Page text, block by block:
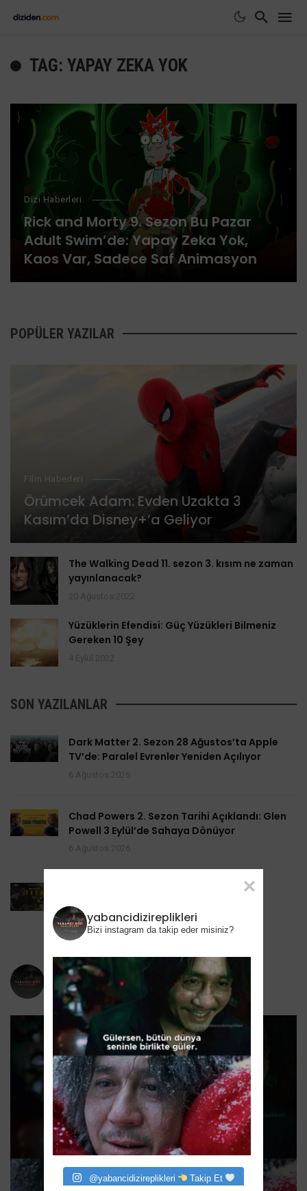
TAG: YAPAY ZEKA YOK
Dizi Haberleri
Rick and Morty 9. Sezon Bu Pazar
Adult Swim’de: Yapay Zeka Yok,
Kaos Var, Sadece Saf Animasyon
POPÜLER YAZILAR
Film Haberleri
Örümcek Adam: Evden Uzakta 3
Kasım’da Disney+’a Geliyor
The Walking Dead 11. sezon 3. kısım ne zaman
yayınlanacak?
Yüzüklerin Efendisi: Güç Yüzükleri Bilmeniz
Gereken 10 Şey
SON YAZILANLAR
Dark Matter 2. Sezon 28 Ağustos’ta Apple
TV’de: Paralel Evrenler Yeniden Açılıyor
Chad Powers 2. Sezon Tarihi Açıklandı: Glen
Powell 3 Eylül’de Sahaya Dönüyor
Task 2. Sezona Yenilendi: Mark Ruffalo
HBO’nun Suç Dramanına Geri Dönüyor
6 Ağustos 2026
yabancidizireplikleri
Bizi instagram da takip eder misiniz?
yabancidizireplikleri
Bizi instagram da takip eder misiniz?
@yabancidizireplikleri Takip Et